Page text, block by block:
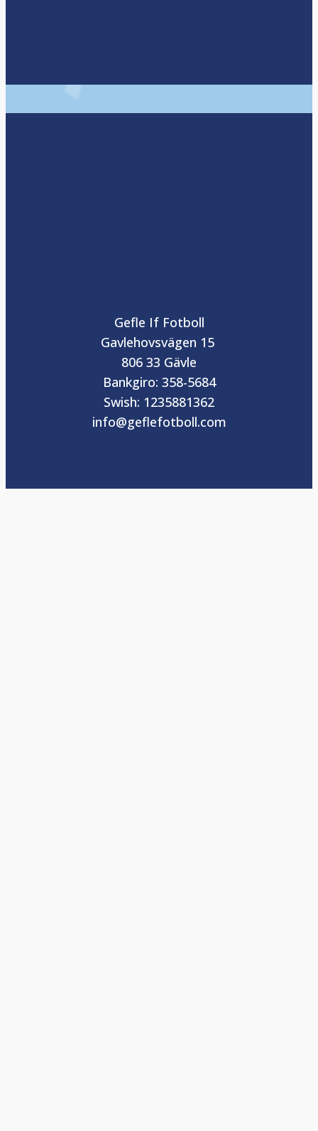
Gefle If Fotboll
Gavlehovsvägen 15
806 33 Gävle
Bankgiro: 358-5684
Swish: 1235881362
info@geflefotboll.com